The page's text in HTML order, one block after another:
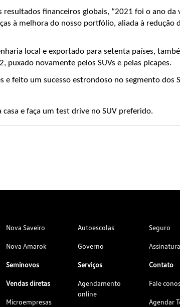
financeiros globais, “2021 foi o ano
à melhora do nosso portfólio, aliada à redução
local e exportado para setenta países,
novamente pelos SUVs e pelas picapes.
feito um sucesso estrondoso no segmento dos
e faça um test drive no SUV preferido.
Nova Saveiro
Nova Amarok
Seminovos
Vendas diretas
Microempresas
Autoescolas
Governo
Serviços
Agendamento
online
Seguro
Assinatura
Contato
Fale
Agendar